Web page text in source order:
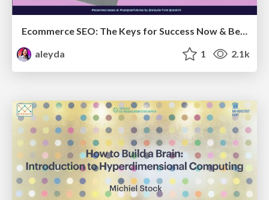
Ecommerce SEO: The Keys for Success Now & Beyond - #SERPConf2024
aleyda
1 2.1k